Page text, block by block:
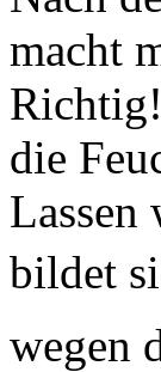
macht
die
Lassen
bildet
wegen